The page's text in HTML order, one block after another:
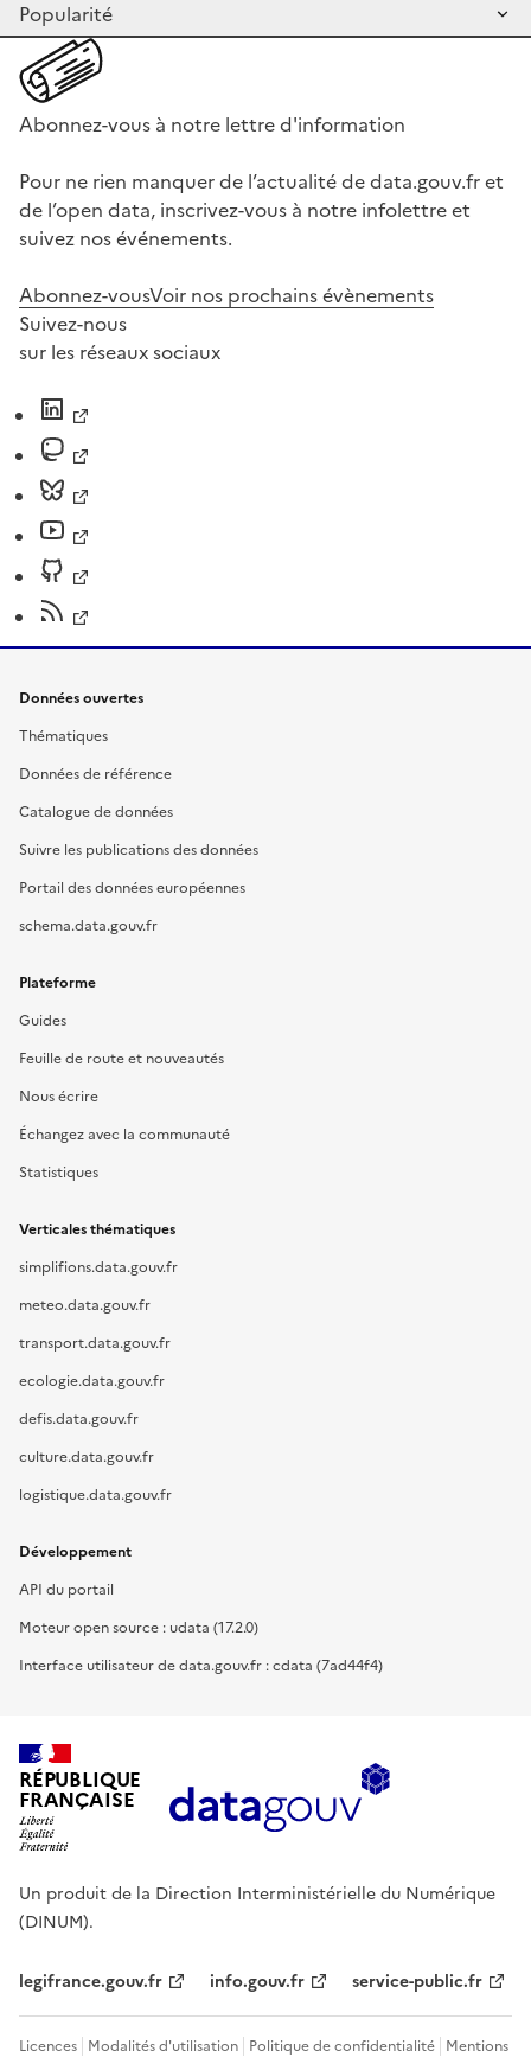
Abonnez-vous à notre lettre d'information
Pour ne rien manquer de l’actualité de data.gouv.fr et
de l’open data, inscrivez-vous à notre infolettre et
suivez nos événements.
Abonnez-vousVoir nos prochains évènements
Suivez-nous
sur les réseaux sociaux
Données ouvertes
Thématiques
Données de référence
Catalogue de données
Suivre les publications des données
Portail des données européennes
schema.data.gouv.fr
Plateforme
Guides
Feuille de route et nouveautés
Nous écrire
Échangez avec la communauté
Statistiques
Verticales thématiques
simplifions.data.gouv.fr
meteo.data.gouv.fr
transport.data.gouv.fr
ecologie.data.gouv.fr
defis.data.gouv.fr
culture.data.gouv.fr
logistique.data.gouv.fr
Développement
API du portail
Moteur open source : udata (17.2.0)
Interface utilisateur de data.gouv.fr : cdata (7ad44f4)
RÉPUBLIQUE
FRANÇAISE
Un produit de la Direction Interministérielle du Numérique
(DINUM).
legifrance.gouv.fr info.gouv.fr service-public.fr
Licences Modalités d'utilisation Politique de confidentialité Mentions